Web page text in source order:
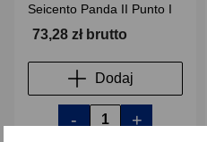
Seicento Panda II Punto I
73,28 zł brutto
Dodaj
- +